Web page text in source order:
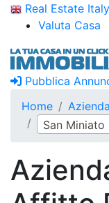
Real Estate Italy
Valuta Casa
Pubblica
Home
San Miniato